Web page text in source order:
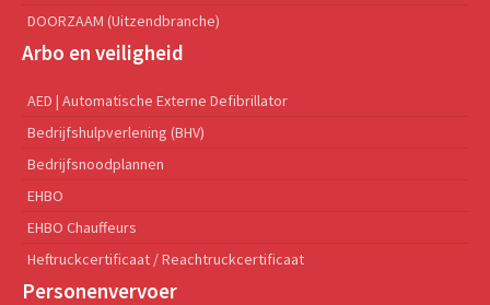
DOORZAAM (Uitzendbranche)
Arbo en veiligheid
AED | Automatische Externe Defibrillator
Bedrijfshulpverlening (BHV)
Bedrijfsnoodplannen
EHBO
EHBO Chauffeurs
Heftruckcertificaat / Reachtruckcertificaat
Personenvervoer